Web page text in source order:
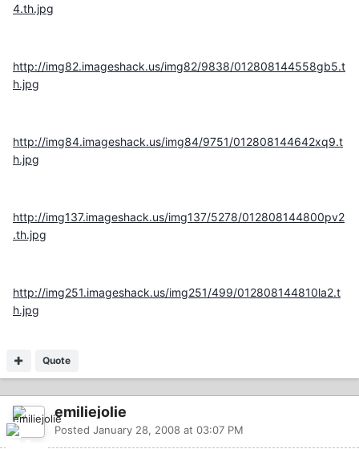
4.th.jpg
http://img82.imageshack.us/img82/9838/012808144558gb5.t
h.jpg
http://img84.imageshack.us/img84/9751/012808144642xq9.t
h.jpg
http://img137.imageshack.us/img137/5278/012808144800pv2
.th.jpg
http://img251.imageshack.us/img251/499/012808144810la2.t
h.jpg
Quote
emiliejolie
Posted January 28, 2008 at 03:07 PM